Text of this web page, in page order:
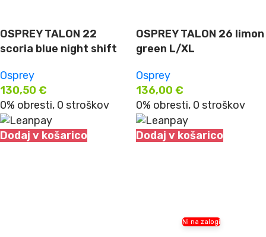
OSPREY TALON 22
scoria blue night shift
Osprey
130,50 €
0% obresti, 0 stroškov
Dodaj v košarico
OSPREY TALON 26 limon
green L/XL
Osprey
136,00 €
0% obresti, 0 stroškov
Dodaj v košarico
Ni na zalogi